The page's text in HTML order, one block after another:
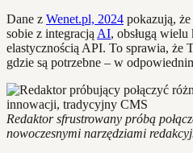
Dane z Wenet.pl, 2024 pokazują,
sobie z integracją AI, obsługą
elastycznością API. To sprawia, że
gdzie są potrzebne – w
Redaktor sfrustrowany próbą
nowoczesnymi narzędziami